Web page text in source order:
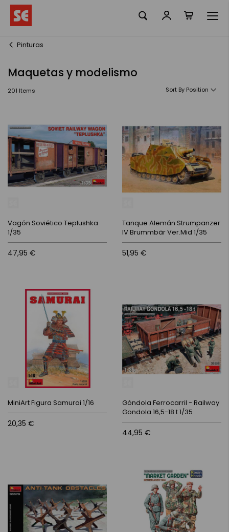
Content
Pinturas
Maquetas y modelismo
201 Items Sort By
Vagón Soviético Teplushka
1/35
47,95 €
Tanque Alemán Strumpanzer
IV Brummbär Ver.Mid 1/35
51,95 €
MiniArt Figura Samurai 1/16
20,35 €
Góndola Ferrocarril - Railway
Gondola 16,5-18 t 1/35
44,95 €